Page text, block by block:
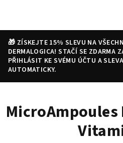
🎁 ZÍSKEJTE 15% SLEVU NA
DERMALOGICA! STAČÍ SE ZDARMA
PŘIHLÁSIT KE SVÉMU ÚČTU A
AUTOMATICKY.